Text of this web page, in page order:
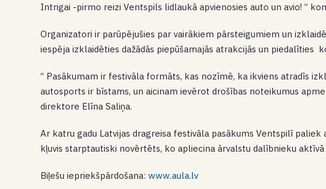
Intrigai -pirmo reizi Ventspils lidlaukā apvienosies auto un avio! ”
Organizatori ir parūpējušies par vairākiem pārsteigumiem un
iespēja izklaidēties dažādās piepūšamajās atrakcijās un piedalīties
” Pasākumam ir festivāla formāts, kas nozīmē, ka ikviens atradīs
autosports ir bīstams, un aicinam ievērot drošības noteikumus
direktore Elīna Saliņa.
Ar katru gadu Latvijas dragreisa festivāla pasākums Ventspilī
kļuvis starptautiski novērtēts, ko apliecina ārvalstu dalībnieku aktīvā
Biļešu iepriekšpārdošana:www.aula.lv